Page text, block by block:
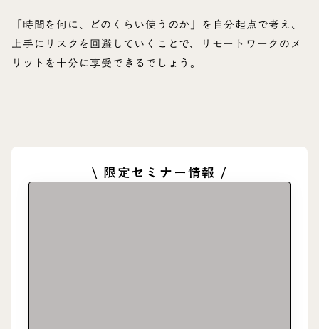
「時間を何に、どのくらい使うのか」を自分起点で考え、
上手にリスクを回避していくことで、リモートワークのメ
リットを十分に享受できるでしょう。
\ 限定セミナー情報 /